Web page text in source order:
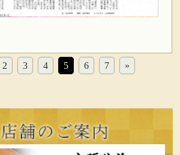
2 3 4 5 6 7 »